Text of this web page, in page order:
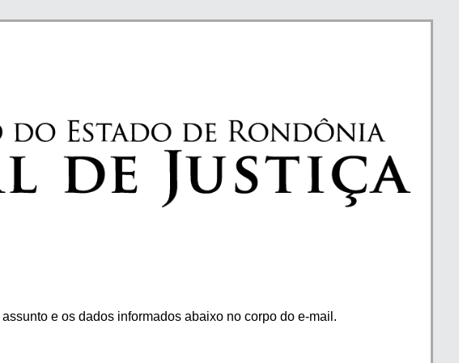
assunto e os dados informados abaixo no corpo do e-mail.